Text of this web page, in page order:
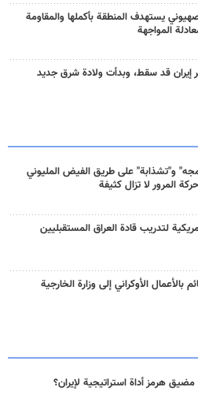
يستهدف المنطقة بأكملها والمقاومة
المواجهة
قد سقط، وبدأت ولادة شرق جديد
و"تشذابة" على طريق الفيض المليوني
المرور لا تزال كثيفة
لتدريب قادة العراق المستقبليين
بالأعمال الأوكراني إلى وزارة الخارجية
هرمز أداة استراتيجية لإيران؟